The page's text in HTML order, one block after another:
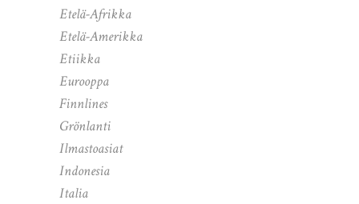
Etelä-Afrikka
Etelä-Amerikka
Etiikka
Eurooppa
Finnlines
Grönlanti
Ilmastoasiat
Indonesia
Italia